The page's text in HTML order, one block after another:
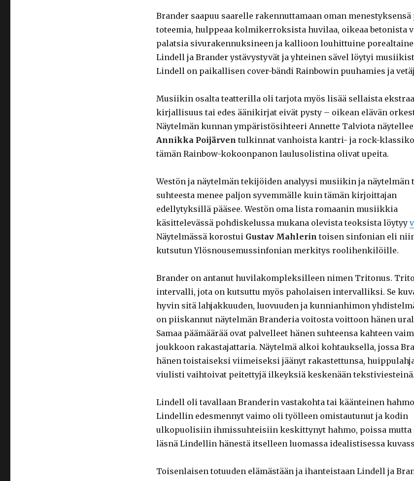
Brander saapuu saarelle rakennuttamaan oman menestyksensä
toteemia, hulppeaa kolmikerroksista huvilaa, oikeaa betonista
palatsia sivurakennuksineen ja kallioon louhittuine
Lindell ja Brander ystävystyvät ja yhteinen sävel löytyi
Lindell on paikallisen cover-bändi Rainbowin puuhamies ja
Musiikin osalta teatterilla oli tarjota myös lisää sellaista
kirjallisuus tai edes äänikirjat eivät pysty – oikean elävän
Näytelmän kunnan ympäristösihteeri Annette Talviota
Annikka Poijärven tulkinnat vanhoista kantri- ja rock-
tämän Rainbow-kokoonpanon laulusolistina olivat upeita.
Westön ja näytelmän tekijöiden analyysi musiikin ja näytelmän
suhteesta menee paljon syvemmälle kuin tämän kirjoittajan
edellytyksillä pääsee. Westön oma lista romaanin musiikkia
käsittelevässä pohdiskelussa mukana olevista teoksista löytyy
Näytelmässä korostui Gustav Mahlerin toisen sinfonian eli
kutsutun Ylösnousemussinfonian merkitys roolihenkilöille.
Brander on antanut huvilakompleksilleen nimen Tritonus.
intervalli, jota on kutsuttu myös paholaisen intervalliksi. Se
hyvin sitä lahjakkuuden, luovuuden ja kunnianhimon
on piiskannut näytelmän Branderia voitosta voittoon hänen
Samaa päämäärää ovat palvelleet hänen suhteensa kahteen
joukkoon rakastajattaria. Näytelmä alkoi kohtauksella, jossa
hänen toistaiseksi viimeiseksi jäänyt rakastettunsa,
viulisti vaihtoivat peitettyjä ilkeyksiä keskenään tekstiviesteinä.
Lindell oli tavallaan Branderin vastakohta tai käänteinen
Lindellin edesmennyt vaimo oli työlleen omistautunut ja kodin
ulkopuolisiin ihmissuhteisiin keskittynyt hahmo, poissa
läsnä Lindellin hänestä itselleen luomassa idealistisessa
Toisenlaisen totuuden elämästään ja ihanteistaan Lindell ja